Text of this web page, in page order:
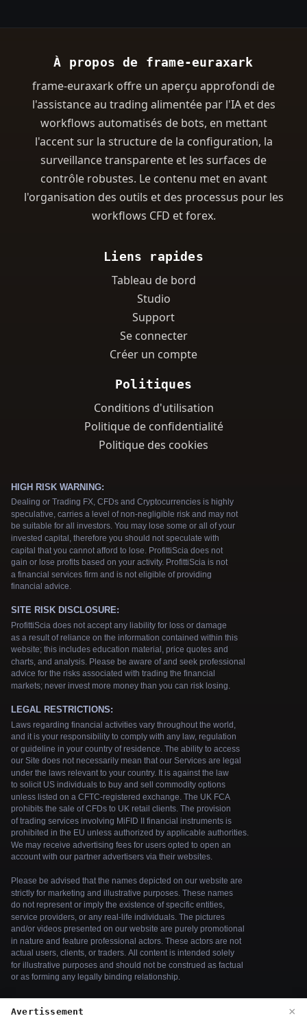
À propos de frame-euraxark
frame-euraxark offre un aperçu approfondi de
l'assistance au trading alimentée par l'IA et des
workflows automatisés de bots, en mettant
l'accent sur la structure de la configuration, la
surveillance transparente et les surfaces de
contrôle robustes. Le contenu met en avant
l'organisation des outils et des processus pour les
workflows CFD et forex.
Liens rapides
Tableau de bord
Studio
Support
Se connecter
Créer un compte
Politiques
Conditions d'utilisation
Politique de confidentialité
Politique des cookies
Avertissement ×